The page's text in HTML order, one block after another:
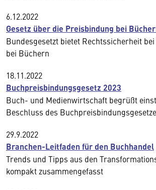
6.12.2022
Gesetz über die Preisbindung bei
Bundesgesetzt bietet Rechtssicherheit
bei Büchern
18.11.2022
Buchpreisbindungsgesetz 2023
Buch- und Medienwirtschaft begrüßt
Beschluss des
29.9.2022
Branchen-Leitfaden für den Buchhandel
Trends und Tipps aus den
kompakt zusammengefasst